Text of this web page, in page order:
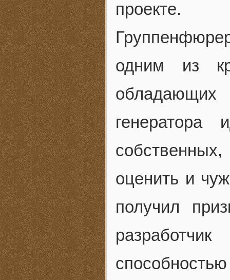
проекте.
одним из
генератора
оценить и
получил